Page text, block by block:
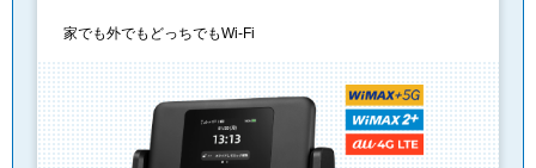
家でも外でもどっちでもWi-Fi